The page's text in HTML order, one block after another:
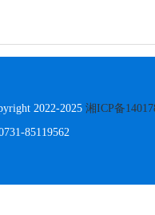
2022-2025 湘ICP备
85119562